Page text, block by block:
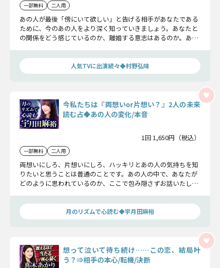
一部無料 二人用
あの人が最後「傍にいて欲しい」と告げる相手があなたである
ために、今のあの人をより深く知っていきましょう。あなたと
の関係をどう感じているのか、離婚する意志はあるのか。あの
人気TVに出演続々◆村野弘味
今私たちは『両想いor片想い？』2人の未来
読む占◆あの人の変化/本音
1回 1,650円（税込）
一部無料 二人用
両想いにしろ、片想いにしろ、ハッキリとあの人の気持ちを知
りたいと思うことは普通のことです。あの人の中で、あなたが
どのように思われているのか、ここで包み隠さずお話いたしま
月のリズムで心読む◆宇月田麻裕
想って泣いて待ち続け……この恋、結局叶
う？⇒相手の本心/転機/決断